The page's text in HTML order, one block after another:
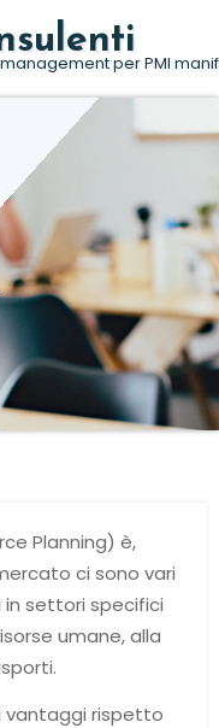
per PMI
Planning) è,
ci sono vari
settori specifici
umane, alla
vantaggi rispetto